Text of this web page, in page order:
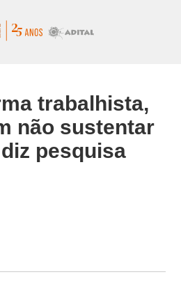
trabalhista,
não sustentar
pesquisa